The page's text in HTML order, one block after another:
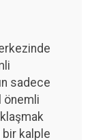
sadece
önemli
kalple